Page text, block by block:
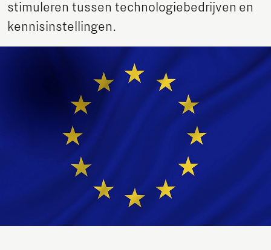
stimuleren tussen technolo­giebedrijven en
kennisinstellingen.